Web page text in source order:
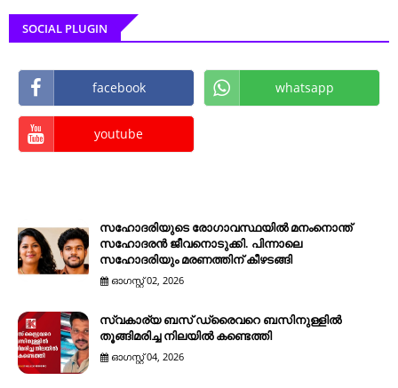
SOCIAL PLUGIN
facebook whatsapp
youtube
സഹോദരിയുടെ രോഗാവസ്ഥയിൽ മനംനൊന്ത്
സഹോദരൻ ജീവനൊടുക്കി. പിന്നാലെ
സഹോദരിയും മരണത്തിന് കീഴടങ്ങി
ഓഗസ്റ്റ് 02, 2026
സ്വകാര്യ ബസ് ഡ്രൈവറെ ബസിനുള്ളിൽ
തൂങ്ങിമരിച്ച നിലയിൽ കണ്ടെത്തി
ഓഗസ്റ്റ് 04, 2026